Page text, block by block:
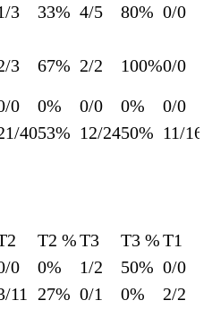
3 33% 4/5 80% 0/0
3 67% 2/2 100%0/0
0 0% 0/0 0% 0/0
4053% 12/2450% 11/16
T2 %T3 T3 %T1
0 0% 1/2 50% 0/0
11 27% 0/1 0% 2/2